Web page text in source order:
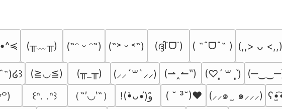
(╥﹏╥) (˶ᵔ ᵕ ᵔ˶) (˶˃ ᵕ ˂˶) (ദ്ദി˙ᗜ˙) ( ˶ˆᗜˆ˵ ) (,,> ᴗ <,,)
໒꒱ (≧◡≦) (╥_╥) (⸝⸝´꒳`⸝⸝) (⇀‸↼‶) (♡ˊ͈ ꒳ ˋ͈)
꒰ᐢ. .ᐢ꒱ （˶′◡‵˶） ( ˘ ³˘)♥ (⸝⸝๑  ̫ ๑⸝⸝⸝)